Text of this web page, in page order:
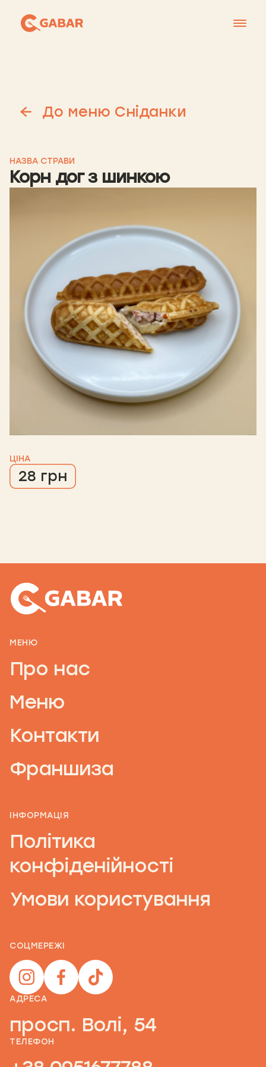
Франшиза
До меню Сніданки
НАЗВА СТРАВИ
Корн дог з шинкою
ЦІНА
28 грн
МЕНЮ
Про нас
Меню
Контакти
Франшиза
ІНФОРМАЦІЯ
Політика
конфіденійності
Умови користування
СОЦМЕРЕЖІ
АДРЕСА
просп. Волі, 54
ТЕЛЕФОН